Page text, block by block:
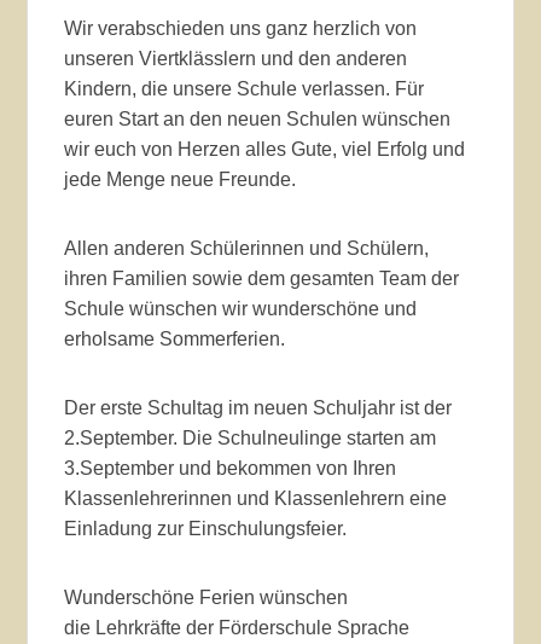
Wir verabschieden uns ganz herzlich von
unseren Viertklässlern und den anderen
Kindern, die unsere Schule verlassen. Für
euren Start an den neuen Schulen wünschen
wir euch von Herzen alles Gute, viel Erfolg und
jede Menge neue Freunde.
Allen anderen Schülerinnen und Schülern,
ihren Familien sowie dem gesamten Team der
Schule wünschen wir wunderschöne und
erholsame Sommerferien.
Der erste Schultag im neuen Schuljahr ist der
2.September. Die Schulneulinge starten am
3.September und bekommen von Ihren
Klassenlehrerinnen und Klassenlehrern eine
Einladung zur Einschulungsfeier.
Wunderschöne Ferien wünschen
die Lehrkräfte der Förderschule Sprache